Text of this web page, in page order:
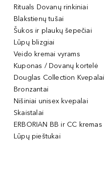
Rituals Dovanų rinkiniai
Blakstienų tušai
Šukos ir plaukų šepečiai
Lūpų blizgiai
Veido kremai vyrams
Kuponas / Dovanų kortelė
Douglas Collection Kvepalai
Bronzantai
Nišiniai unisex kvepalai
Skaistalai
ERBORIAN BB ir CC kremas
Lūpų pieštukai